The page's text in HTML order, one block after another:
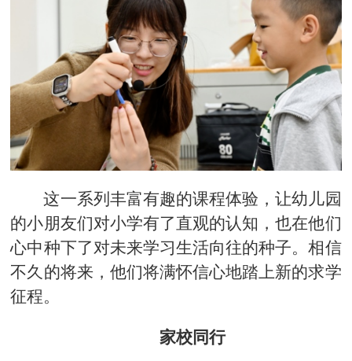
这一系列丰富有趣的课程体验，让幼儿园
的小朋友们对小学有了直观的认知，也在他们
心中种下了对未来学习生活向往的种子。相信
不久的将来，他们将满怀信心地踏上新的求学
征程。
家校同行